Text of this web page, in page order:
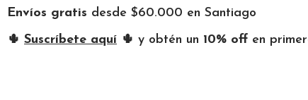
Envíos gratis desde $60.000 en Santiago
🌵 Suscríbete aquí 🌵 y obtén un 10% off en